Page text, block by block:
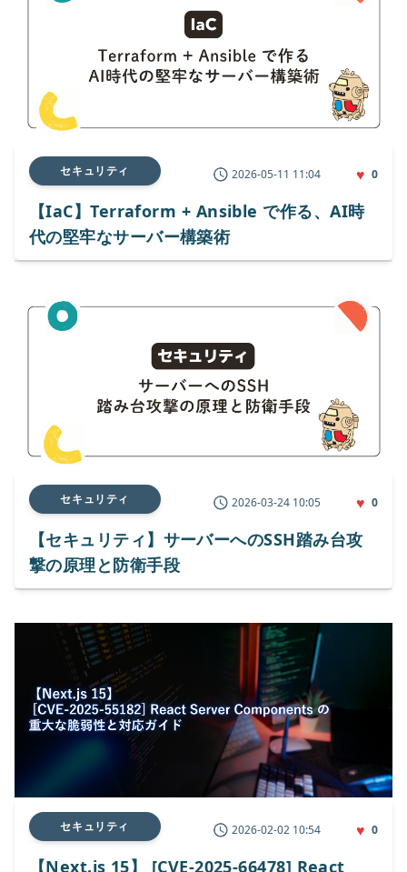
セキュリティ 2026-05-11 11:04 ♥ 0
【IaC】Terraform + Ansible で作る、AI時
代の堅牢なサーバー構築術
セキュリティ 2026-03-24 10:05 ♥ 0
【セキュリティ】サーバーへのSSH踏み台攻
撃の原理と防衛手段
セキュリティ 2026-02-02 10:54 ♥ 0
【Next.js 15】 [CVE-2025-66478] React